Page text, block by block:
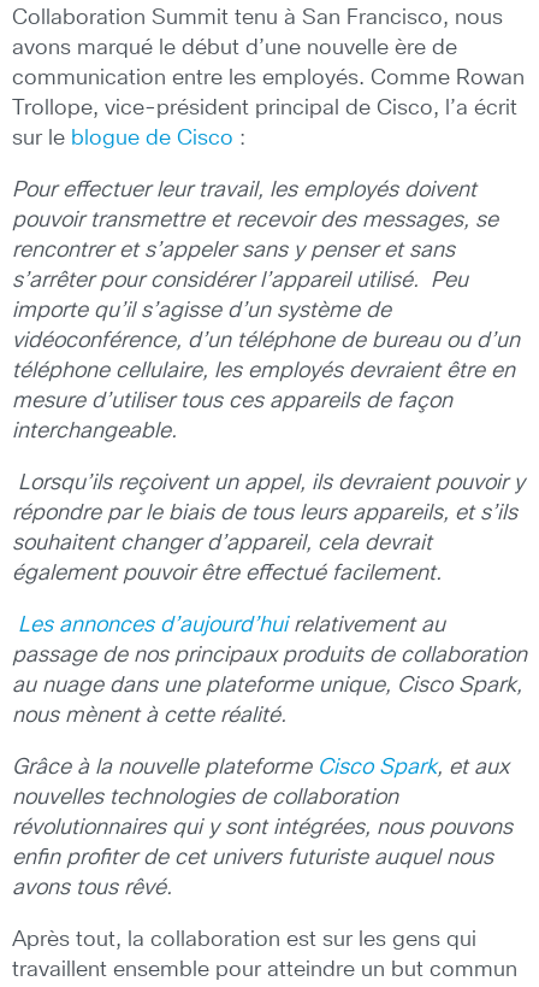
Collaboration Summit tenu à San Francisco, nous
avons marqué le début d’une nouvelle ère de
communication entre les employés. Comme Rowan
Trollope, vice-président principal de Cisco, l’a écrit
sur le blogue de Cisco :
Pour effectuer leur travail, les employés doivent
pouvoir transmettre et recevoir des messages, se
rencontrer et s’appeler sans y penser et sans
s’arrêter pour considérer l’appareil utilisé. Peu
importe qu’il s’agisse d’un système de
vidéoconférence, d’un téléphone de bureau ou d’un
téléphone cellulaire, les employés devraient être en
mesure d’utiliser tous ces appareils de façon
interchangeable.
Lorsqu’ils reçoivent un appel, ils devraient pouvoir y
répondre par le biais de tous leurs appareils, et s’ils
souhaitent changer d’appareil, cela devrait
également pouvoir être effectué facilement.
Les annonces d’aujourd’huirelativement au
passage de nos principaux produits de collaboration
au nuage dans une plateforme unique, Cisco Spark,
nous mènent à cette réalité.
Grâce à la nouvelle plateforme Cisco Spark, et aux
nouvelles technologies de collaboration
révolutionnaires qui y sont intégrées, nous pouvons
enfin profiter de cet univers futuriste auquel nous
avons tous rêvé.
Après tout, la collaboration est sur les gens qui
travaillent ensemble pour atteindre un but commun